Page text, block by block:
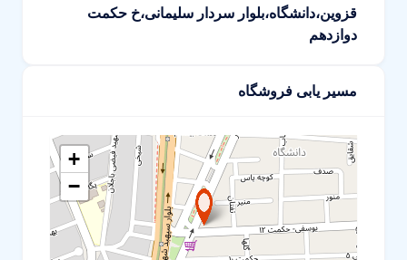
قزوین،دانشگاه،بلوار سردار سلیمانی،خ حکمت
دوازدهم
مسیر یابی فروشگاه
+
−